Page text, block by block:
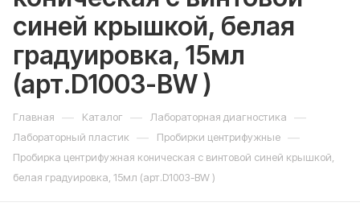
синей крышкой, белая
градуировка, 15мл
(арт.D1003-BW )
Главная — Каталог — Лабораторная диагностика —
Лабораторный пластик — Пробирки центрифужные —
Пробирка центрифужная коническая с винтовой синей крышкой,
белая градуировка, 15мл (арт.D1003-BW )